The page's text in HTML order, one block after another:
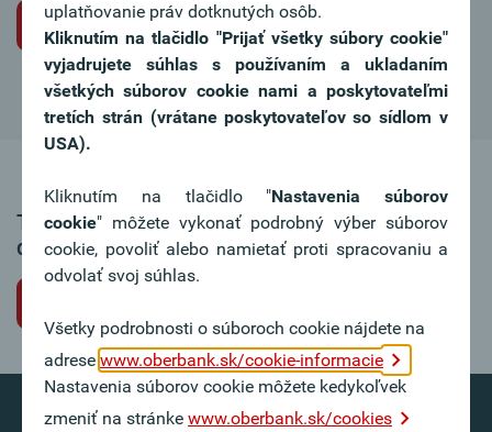
Iniciatívna žiadosť o miesto
Táto ponuka pracovného miesta už nie je k
dispozícii.
uplatňovanie práv dotknutých osôb.
Kliknutím na tlačidlo "Prijať všetky súbory cookie"
vyjadrujete súhlas s používaním a ukladaním
všetkých súborov cookie nami a poskytovateľmi
tretích strán (vrátane poskytovateľov so sídlom v
USA).
Kliknutím na tlačidlo "Nastavenia súborov
cookie" môžete vykonať podrobný výber súborov
cookie, povoliť alebo namietať proti spracovaniu a
odvolať svoj súhlas.
Všetky podrobnosti o súboroch cookie nájdete na
adrese www.oberbank.sk/cookie-informacie
Nastavenia súborov cookie môžete kedykoľvek
zmeniť na stránke www.oberbank.sk/cookies